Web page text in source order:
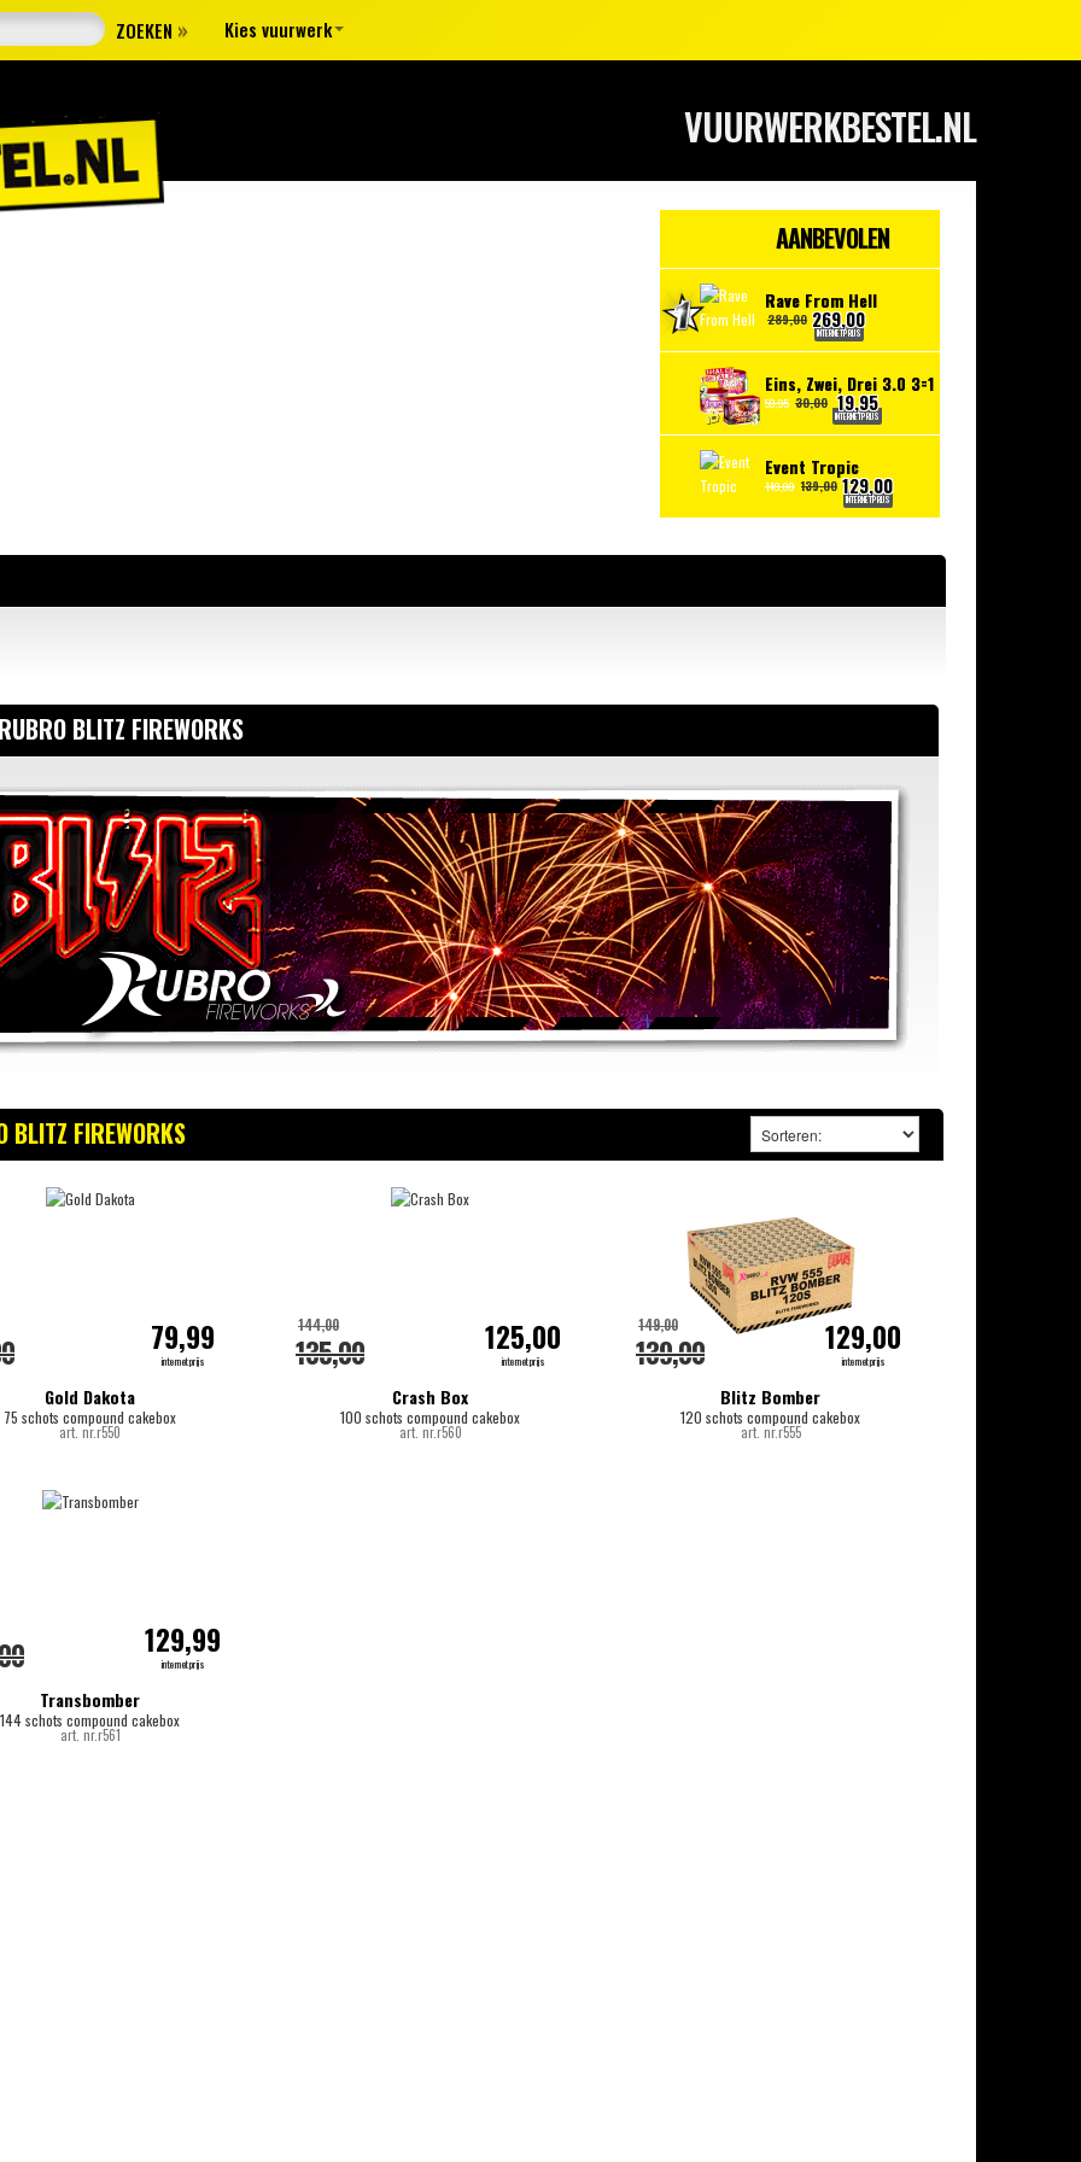
ZOEKEN » Kies vuurwerk
VUURWERKBESTEL.NL
AANBEVOLEN
Rave From Hell
289,00 269,00
INTERNETPRIJS
Eins, Zwei, Drei 3.0 3=1
59,95 30,00 19,95
INTERNETPRIJS
Event Tropic
149,00 139,00 129,00
INTERNETPRIJS
BLITZ FIREWORKS
BLITZ FIREWORKS
Gold Dakota
75 schots compound cakebox
art. nr.r550
79,99
internetprijs
Crash Box
100 schots compound cakebox
art. nr.r560
135,00
144,00 125,00
internetprijs
Blitz Bomber
120 schots compound cakebox
art. nr.r555
139,00
149,00 129,00
internetprijs
Transbomber
144 schots compound cakebox
art. nr.r561
129,99
internetprijs